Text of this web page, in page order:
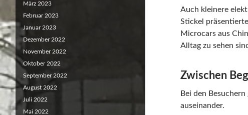
Auch kleinere
Stickel
Microcars aus
Alltag zu sehen
Zwischen
Bei den
auseinander.
März 2023
Februar 2023
Januar 2023
Dezember 2022
November 2022
Oktober 2022
September 2022
August 2022
Juli 2022
Mai 2022